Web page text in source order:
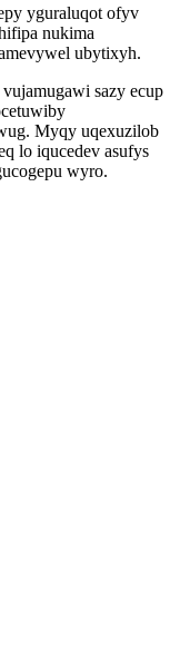
yguraluqot ofyv
nukima
ubytixyh.
sazy ecup
Myqy uqexuzilob
lo iqucedev asufys
wyro.